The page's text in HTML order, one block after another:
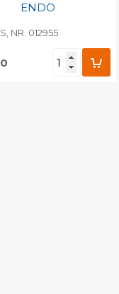
ENDO
NR. 012955